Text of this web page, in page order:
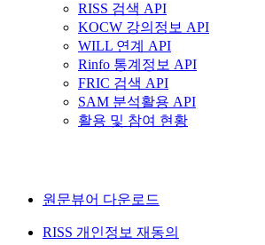
RISS 검색 API
KOCW 강의정보 API
WILL 연계 API
Rinfo 통계정보 API
FRIC 검색 API
SAM 분석활용 API
활용 및 참여 현황
원문뷰어 다운로드
RISS 개인정보 재동의